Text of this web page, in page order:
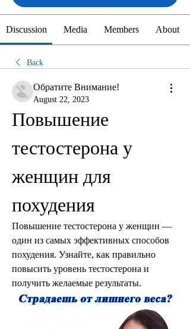
Discussion Media Members About
Back
Обратите Внимание!
August 22, 2023
Повышение
тестостерона у
женщин для
похудения
Повышение тестостерона у женщин —
один из самых эффективных способов
похудения. Узнайте, как правильно
повысить уровень тестостерона и
получить желаемые результаты.